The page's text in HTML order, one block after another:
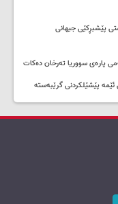
کورد لە ڕیزی ٤١ فینالیستی پێشبڕکێی جیهانی
پێشێلکردنی گرێبەستە